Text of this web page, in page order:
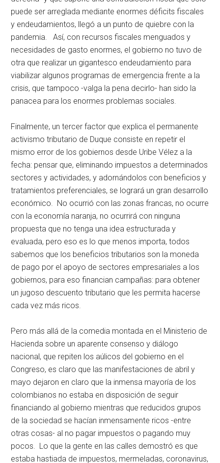
puede ser arreglada mediante enormes déficits fiscales
y endeudamientos, llegó a un punto de quiebre con la
pandemia. Así, con recursos fiscales menguados y
necesidades de gasto enormes, el gobierno no tuvo de
otra que realizar un gigantesco endeudamiento para
viabilizar algunos programas de emergencia frente a la
crisis, que tampoco -valga la pena decirlo- han sido la
panacea para los enormes problemas sociales.
Finalmente, un tercer factor que explica el permanente
activismo tributario de Duque consiste en repetir el
mismo error de los gobiernos desde Uribe Vélez a la
fecha: pensar que, eliminando impuestos a determinados
sectores y actividades, y adornándolos con beneficios y
tratamientos preferenciales, se logrará un gran desarrollo
económico. No ocurrió con las zonas francas, no ocurre
con la economía naranja, no ocurrirá con ninguna
propuesta que no tenga una idea estructurada y
evaluada, pero eso es lo que menos importa, todos
sabemos que los beneficios tributarios son la moneda
de pago por el apoyo de sectores empresariales a los
gobiernos, para eso financian campañas: para obtener
un jugoso descuento tributario que les permita hacerse
cada vez más ricos.
Pero más allá de la comedia montada en el Ministerio de
Hacienda sobre un aparente consenso y diálogo
nacional, que repiten los aúlicos del gobierno en el
Congreso, es claro que las manifestaciones de abril y
mayo dejaron en claro que la inmensa mayoría de los
colombianos no estaba en disposición de seguir
financiando al gobierno mientras que reducidos grupos
de la sociedad se hacían inmensamente ricos -entre
otras cosas- al no pagar impuestos o pagando muy
pocos. Lo que la gente en las calles demostró es que
estaba hastiada de impuestos, mermeladas, coronavirus,